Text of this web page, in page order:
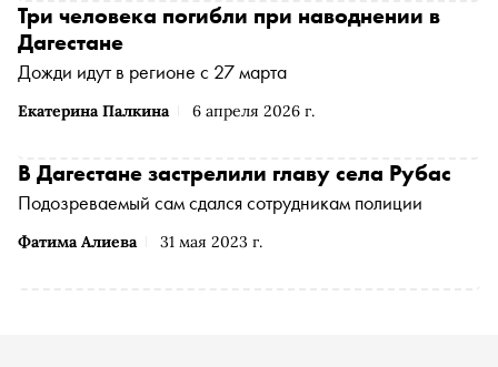
Екатерина Палкина 6 апреля 2026 г.
Три человека погибли при наводнении в
Дагестане
Дожди идут в регионе с 27 марта
Фатима Алиева 31 мая 2023 г.
В Дагестане застрелили главу села Рубас
Подозреваемый сам сдался сотрудникам полиции